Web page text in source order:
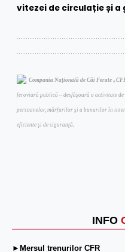
INFO
►Mersul trenurilor CFR
vitezei de circulație și a
Compania Naţională de Căi Ferate
feroviară publică – desfăşoară o activitate
persoanelor, mărfurilor şi a bunurilor în
eficiente şi de siguranţă.